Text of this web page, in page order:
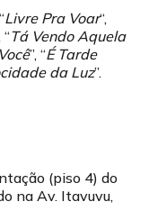
Livre Pra Voar“,
“Tá Vendo Aquela
”, “É Tarde
da Luz”.
(piso 4) do
na Av. Itavuvu,